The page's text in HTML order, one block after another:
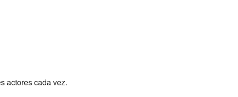
actores cada vez.